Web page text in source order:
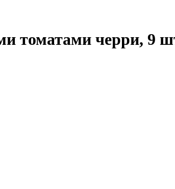
томатами черри, 9